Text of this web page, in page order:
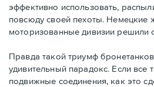
эффективно использовать,
повсюду своей пехоты. Немецкие
моторизованные дивизии решили
Правда такой триумф
удивительный парадокс. Если все
подвижные соединения, как это